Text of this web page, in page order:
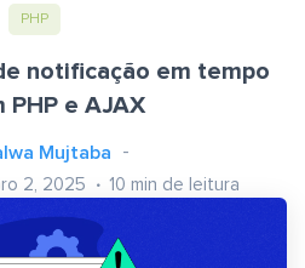
PHP
notificação em tempo
PHP e AJAX
Mujtaba
2, 2025 10 min de leitura